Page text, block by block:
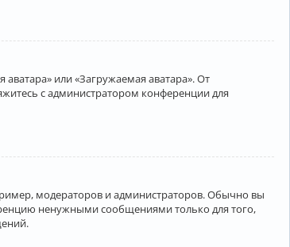
или «Загружаемая аватара». От
с администратором конференции для
модераторов и администраторов. Обычно вы
ненужными сообщениями только для того,